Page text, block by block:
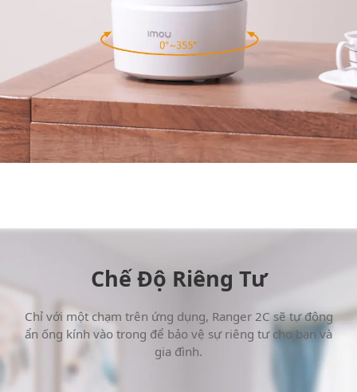
Chế Độ Riêng Tư
Chỉ với một chạm trên ứng dụng, Ranger 2C sẽ tự động
ẩn ống kính vào trong để bảo vệ sự riêng tư cho bạn và
gia đình.